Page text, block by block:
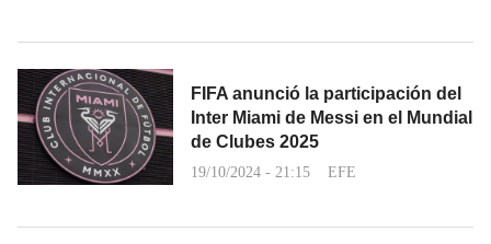
FIFA anunció la participación del
Inter Miami de Messi en el Mundial
de Clubes 2025
19/10/2024 - 21:15 EFE